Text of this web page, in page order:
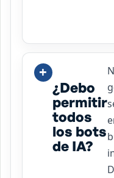
¿Debo
permitir
todos
los bots
de IA?